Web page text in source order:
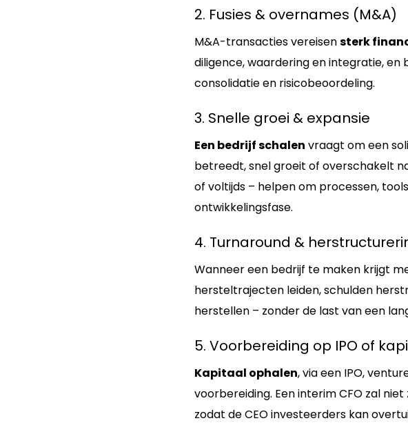
2. Fusies & overnames (M&A)
M&A-transacties vereisensterk
diligence, waardering en integratie,
consolidatie en risicobeoordeling.
3. Snelle groei & expansie
Een bedrijf schalen vraagt om een
betreedt, snel groeit of overschakelt
of voltijds – helpen om processen,
ontwikkelingsfase.
4. Turnaround &
Wanneer een bedrijf te maken krijgt
hersteltrajecten leiden, schulden
herstellen – zonder de last van een
5. Voorbereiding op IPO of
Kapitaal ophalen, via een IPO,
voorbereiding. Een interim CFO zal
zodat de CEO investeerders kan